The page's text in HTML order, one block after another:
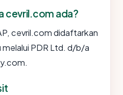
cevril.com ada?
cevril.com didaftarkan
melalui PDR Ltd. d/b/a